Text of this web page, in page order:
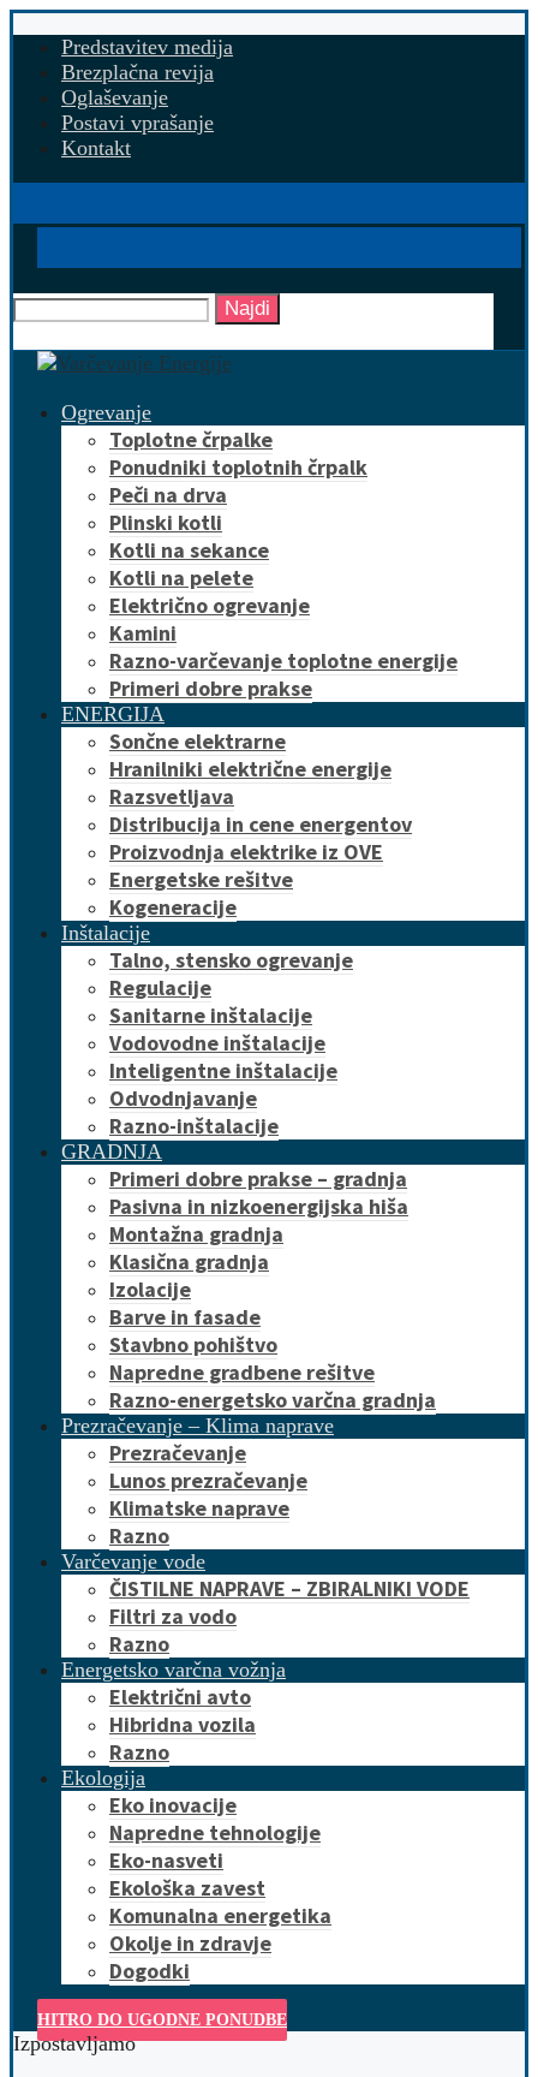
Predstavitev medija
Brezplačna revija
Oglaševanje
Postavi vprašanje
Kontakt
Najdi
Ogrevanje
Toplotne črpalke
Ponudniki toplotnih črpalk
Peči na drva
Plinski kotli
Kotli na sekance
Kotli na pelete
Električno ogrevanje
Kamini
Razno-varčevanje toplotne energije
Primeri dobre prakse
ENERGIJA
Sončne elektrarne
Hranilniki električne energije
Razsvetljava
Distribucija in cene energentov
Proizvodnja elektrike iz OVE
Energetske rešitve
Kogeneracije
Inštalacije
Talno, stensko ogrevanje
Regulacije
Sanitarne inštalacije
Vodovodne inštalacije
Inteligentne inštalacije
Odvodnjavanje
Razno-inštalacije
GRADNJA
Primeri dobre prakse – gradnja
Pasivna in nizkoenergijska hiša
Montažna gradnja
Klasična gradnja
Izolacije
Barve in fasade
Stavbno pohištvo
Napredne gradbene rešitve
Razno-energetsko varčna gradnja
Prezračevanje – Klima naprave
Prezračevanje
Lunos prezračevanje
Klimatske naprave
Razno
Varčevanje vode
ČISTILNE NAPRAVE – ZBIRALNIKI VODE
Filtri za vodo
Razno
Energetsko varčna vožnja
Električni avto
Hibridna vozila
Razno
Ekologija
Eko inovacije
Napredne tehnologije
Eko-nasveti
Ekološka zavest
Komunalna energetika
Okolje in zdravje
Dogodki
HITRO DO UGODNE PONUDBE
Izpostavljamo